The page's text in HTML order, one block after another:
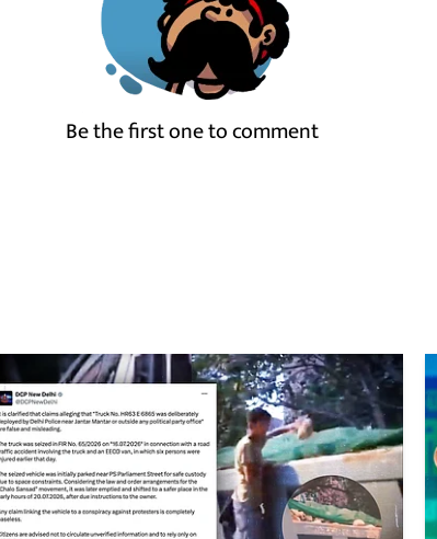
Be the first one to comment